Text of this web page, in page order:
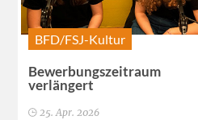
BFD/FSJ-Kultur
Bewerbungszeitraum
verlängert
25. Apr. 2026